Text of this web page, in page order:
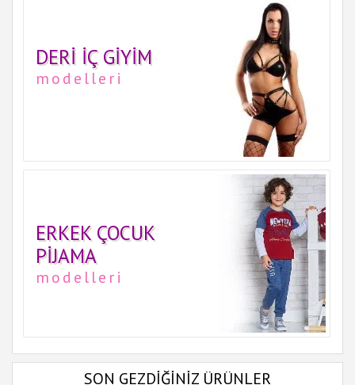
DERI İÇ GIYIM
modelleri
ERKEK ÇOCUK
PIJAMA
modelleri
SON GEZDİĞİNİZ ÜRÜNLER